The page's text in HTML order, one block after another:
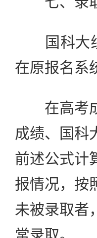
国科大组
在原报名系
在高考成
成绩、国科
前述公式计
报情况，按
未被录取者
常录取。